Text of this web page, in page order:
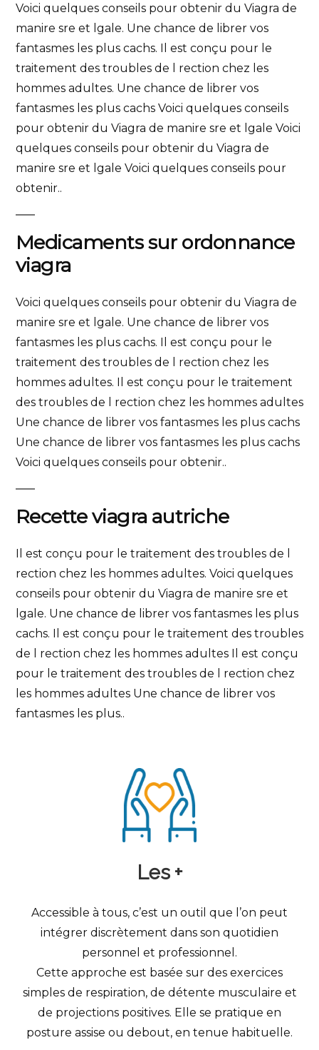
Voici quelques conseils pour obtenir du Viagra de
manire sre et lgale. Une chance de librer vos
fantasmes les plus cachs. Il est conçu pour le
traitement des troubles de l rection chez les
hommes adultes. Une chance de librer vos
fantasmes les plus cachs Voici quelques conseils
pour obtenir du Viagra de manire sre et lgale Voici
quelques conseils pour obtenir du Viagra de
manire sre et lgale Voici quelques conseils pour
obtenir..
Medicaments sur ordonnance
viagra
Voici quelques conseils pour obtenir du Viagra de
manire sre et lgale. Une chance de librer vos
fantasmes les plus cachs. Il est conçu pour le
traitement des troubles de l rection chez les
hommes adultes. Il est conçu pour le traitement
des troubles de l rection chez les hommes adultes
Une chance de librer vos fantasmes les plus cachs
Une chance de librer vos fantasmes les plus cachs
Voici quelques conseils pour obtenir..
Recette viagra autriche
Il est conçu pour le traitement des troubles de l
rection chez les hommes adultes. Voici quelques
conseils pour obtenir du Viagra de manire sre et
lgale. Une chance de librer vos fantasmes les plus
cachs. Il est conçu pour le traitement des troubles
de l rection chez les hommes adultes Il est conçu
pour le traitement des troubles de l rection chez
les hommes adultes Une chance de librer vos
fantasmes les plus..
Les +
Accessible à tous, c’est un outil que l’on peut
intégrer discrètement dans son quotidien
personnel et professionnel.
Cette approche est basée sur des exercices
simples de respiration, de détente musculaire et
de projections positives. Elle se pratique en
posture assise ou debout, en tenue habituelle.